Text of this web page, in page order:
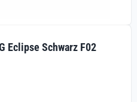
Eclipse Schwarz F02